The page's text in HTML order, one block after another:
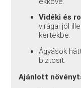
Vidéki és
virágai jól
kertekbe.
Ágyások
biztosít.
Ajánlott